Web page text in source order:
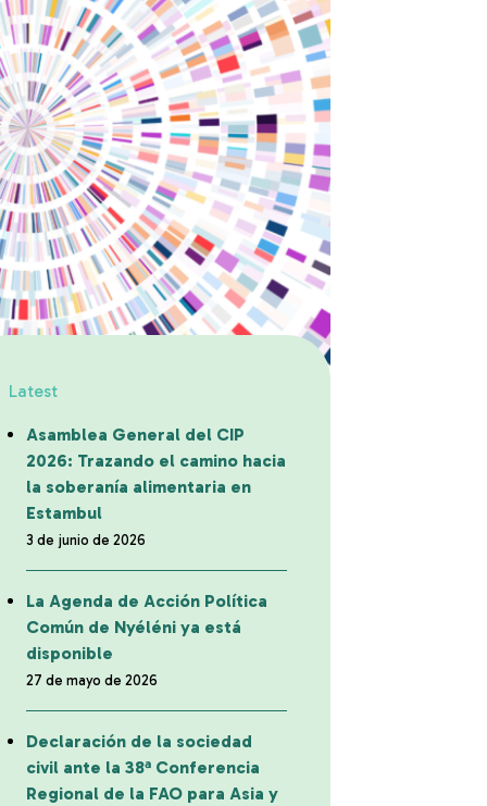
Latest
Asamblea General del CIP
2026: Trazando el camino hacia
la soberanía alimentaria en
Estambul
3 de junio de 2026
La Agenda de Acción Política
Común de Nyéléni ya está
disponible
27 de mayo de 2026
Declaración de la sociedad
civil ante la 38ª Conferencia
Regional de la FAO para Asia y